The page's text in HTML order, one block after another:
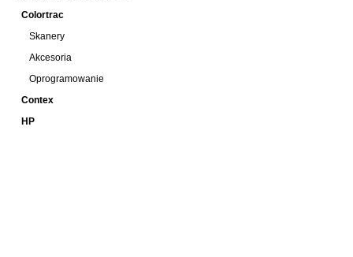
Colortrac
Skanery
Akcesoria
Oprogramowanie
Contex
HP